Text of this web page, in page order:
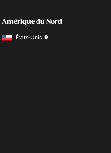
Amérique du Nord
États-Unis 9